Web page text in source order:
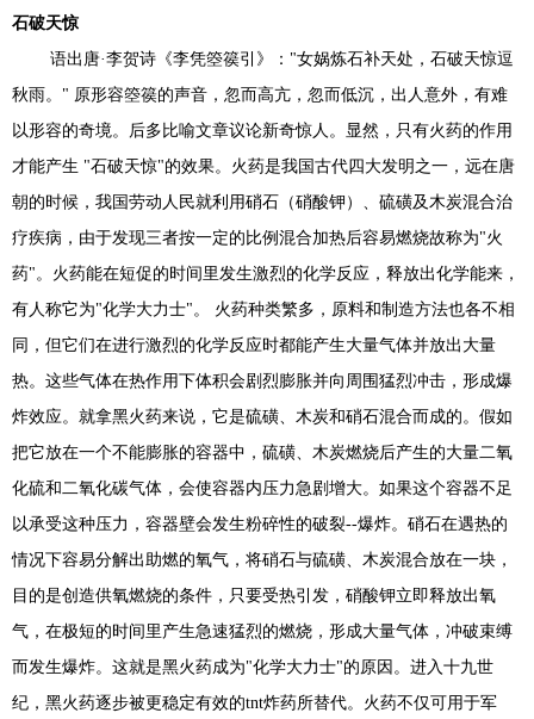
石破天惊
语出唐·李贺诗《李凭箜篌引》："女娲炼石补天处，石破天惊逗
秋雨。" 原形容箜篌的声音，忽而高亢，忽而低沉，出人意外，有难
以形容的奇境。后多比喻文章议论新奇惊人。显然，只有火药的作用
才能产生 "石破天惊"的效果。火药是我国古代四大发明之一，远在唐
朝的时候，我国劳动人民就利用硝石（硝酸钾）、硫磺及木炭混合治
疗疾病，由于发现三者按一定的比例混合加热后容易燃烧故称为"火
药"。火药能在短促的时间里发生激烈的化学反应，释放出化学能来，
有人称它为"化学大力士"。 火药种类繁多，原料和制造方法也各不相
同，但它们在进行激烈的化学反应时都能产生大量气体并放出大量
热。这些气体在热作用下体积会剧烈膨胀并向周围猛烈冲击，形成爆
炸效应。就拿黑火药来说，它是硫磺、木炭和硝石混合而成的。假如
把它放在一个不能膨胀的容器中，硫磺、木炭燃烧后产生的大量二氧
化硫和二氧化碳气体，会使容器内压力急剧增大。如果这个容器不足
以承受这种压力，容器壁会发生粉碎性的破裂--爆炸。硝石在遇热的
情况下容易分解出助燃的氧气，将硝石与硫磺、木炭混合放在一块，
目的是创造供氧燃烧的条件，只要受热引发，硝酸钾立即释放出氧
气，在极短的时间里产生急速猛烈的燃烧，形成大量气体，冲破束缚
而发生爆炸。这就是黑火药成为"化学大力士"的原因。进入十九世
纪，黑火药逐步被更稳定有效的tnt炸药所替代。火药不仅可用于军